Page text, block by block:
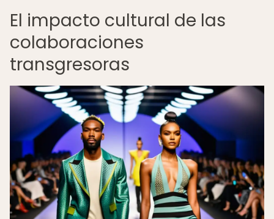
El impacto cultural de las
colaboraciones
transgresoras